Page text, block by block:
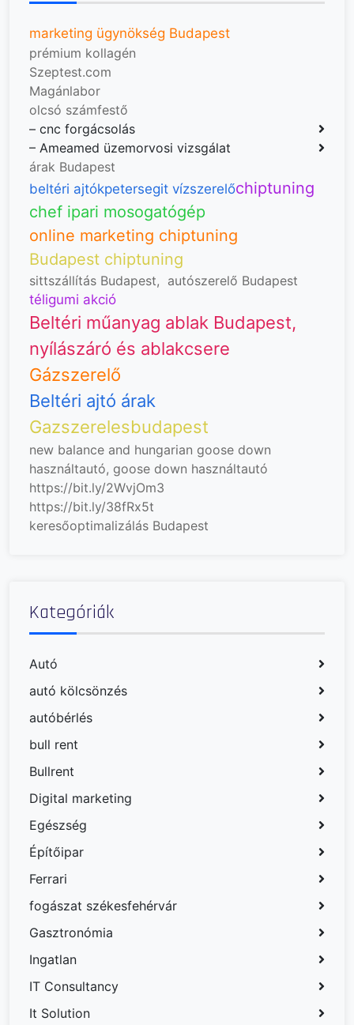
marketing ügynökség Budapest
prémium kollagén
Szeptest.com
Magánlabor
olcsó számfestő
– cnc forgácsolás
– Ameamed üzemorvosi vizsgálat
árak Budapest
beltéri ajtókpetersegit vízszerelőchiptuning
chef ipari mosogatógép
online marketing chiptuning
Budapest chiptuning
sittszállítás Budapest, autószerelő Budapest
téligumi akció
Beltéri műanyag ablak Budapest,
nyílászáró és ablakcsere
Gázszerelő
Beltéri ajtó árak
Gazszerelesbudapest
new balance and hungarian goose down
használtautó, goose down használtautó
https://bit.ly/2WvjOm3
https://bit.ly/38fRx5t
keresőoptimalizálás Budapest
Kategóriák
Autó
autó kölcsönzés
autóbérlés
bull rent
Bullrent
Digital marketing
Egészség
Építőipar
Ferrari
fogászat székesfehérvár
Gasztronómia
Ingatlan
IT Consultancy
It Solution